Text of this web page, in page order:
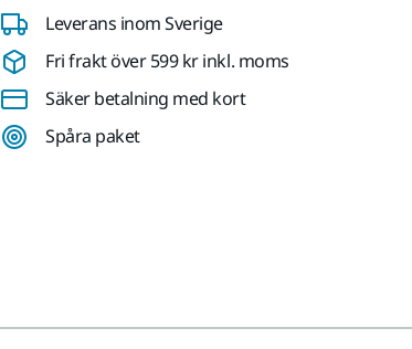
Leverans inom Sverige
Fri frakt över 599 kr inkl. moms
Säker betalning med kort
Spåra paket